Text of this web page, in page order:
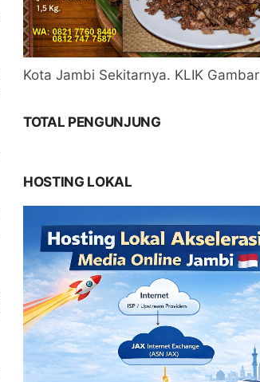
Kota Jambi Sekitarnya. KLIK Gambar
TOTAL PENGUNJUNG
HOSTING LOKAL